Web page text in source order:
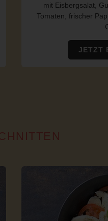
mit Eisbergsalat,
Tomaten, frischer
JETZT